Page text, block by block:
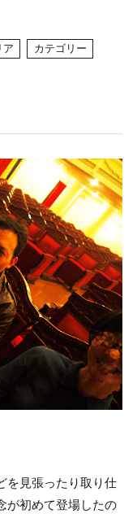
ア
カテゴリー
を見張ったり取り仕
が初めて登場したの